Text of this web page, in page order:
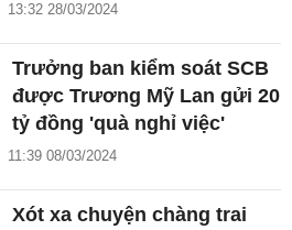
13:32 28/03/2024
Trưởng ban kiểm soát SCB
được Trương Mỹ Lan gửi 20
tỷ đồng 'quà nghỉ việc'
11:39 08/03/2024
Xót xa chuyện chàng trai